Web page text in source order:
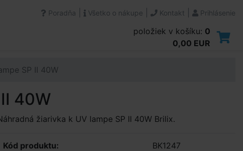
Poradňa Všetko o nákupe Kontakt Prihlásenie
položiek v košíku: 0
0,00 EUR
SP II 40W
40W
žiarivka k UV lampe SP II 40W Brilix.
Kód produktu: BK1247